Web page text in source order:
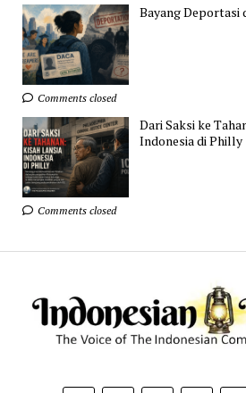
Bayang Deportasi
Comments closed
Dari Saksi ke
Indonesia di Philly
Comments closed